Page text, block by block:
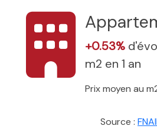
+0.53%
m2 en 1 an
Prix moyen au
Source :